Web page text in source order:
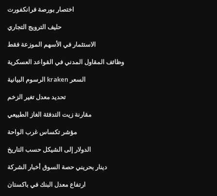
اختصار بورصة فرانكفورت
حليف الترويج التجاري
الاستثمار في الأسهم الموزعة فقط
وظائف المقاول المدني في القواعد العسكرية
الرسوم البيانية kraken السعر
تحديد معدل تغير الزخم
مقارنة زيت التدفئة الغاز الطبيعي
مؤشر تكساس غرب الواحة
الدولار إلى الشيكل حسب التاريخ
دينار بحريني حصة السوق أخبار الشركة
ارتفاع معدل البنك في باكستان